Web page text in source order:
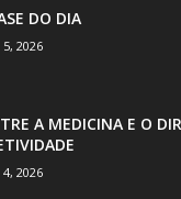
DO DIA
2026
A MEDICINA E O
2026